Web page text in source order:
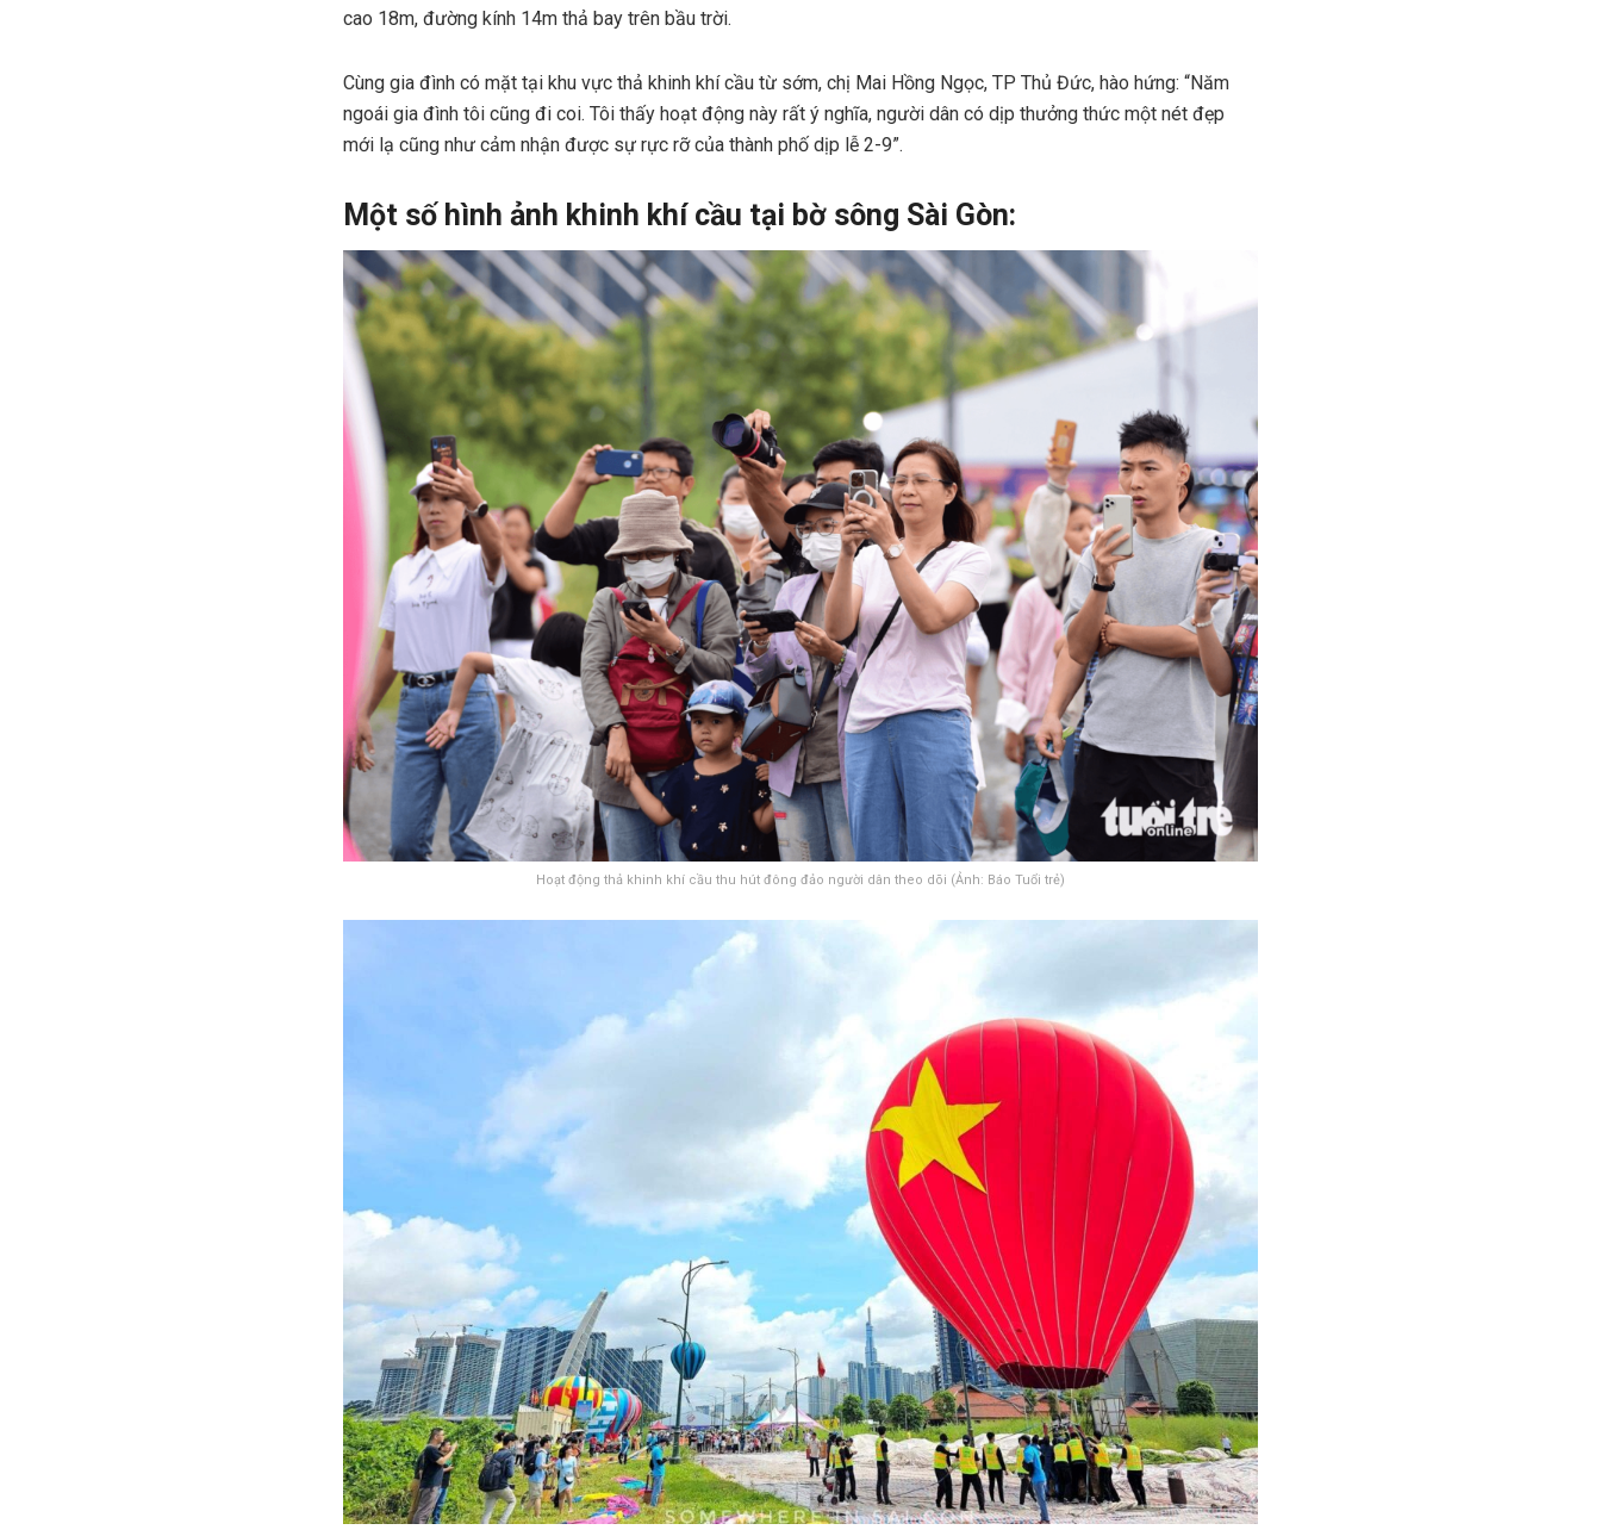
cao 18m, đường kính 14m thả bay trên bầu trời.
Cùng gia đình có mặt tại khu vực thả khinh khí cầu từ sớm, chị Mai Hồng Ngọc, TP Thủ Đức, hào hứng: “Năm
ngoái gia đình tôi cũng đi coi. Tôi thấy hoạt động này rất ý nghĩa, người dân có dịp thưởng thức một nét đẹp
mới lạ cũng như cảm nhận được sự rực rỡ của thành phố dịp lễ 2-9”.
Một số hình ảnh khinh khí cầu tại bờ sông Sài Gòn:
Hoạt động thả khinh khí cầu thu hút đông đảo người dân theo dõi (Ảnh: Báo Tuổi trẻ)